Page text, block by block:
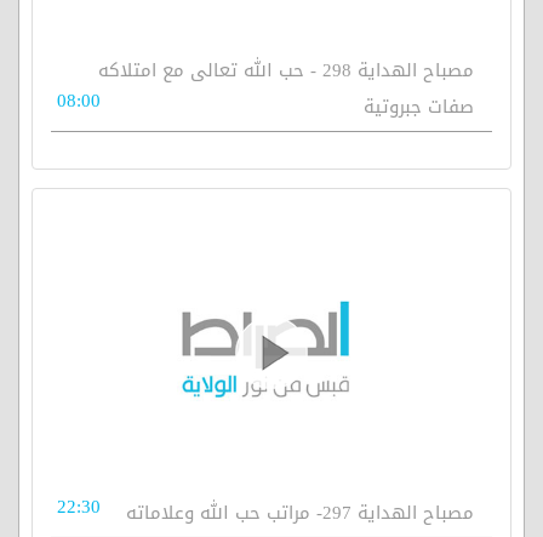
مصباح الهداية 298 - حب الله تعالى مع امتلاكه
صفات جبروتية
08:00
مصباح الهداية 297- مراتب حب الله وعلاماته 22:30